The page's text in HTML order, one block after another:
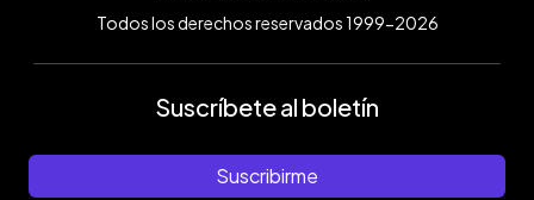
Todos los derechos reservados 1999-2026
Suscríbete al boletín
Suscribirme